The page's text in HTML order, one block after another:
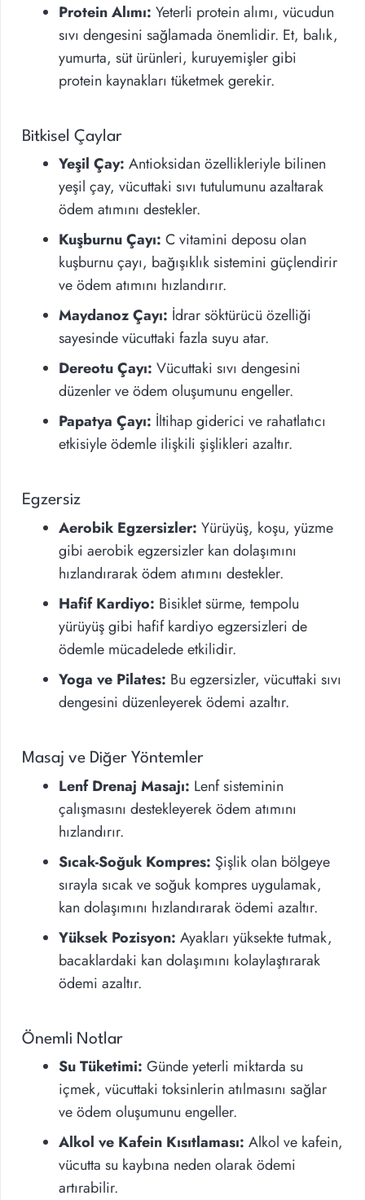
Protein Alımı: Yeterli protein alımı, vücudun
sıvı dengesini sağlamada önemlidir. Et, balık,
yumurta, süt ürünleri, kuruyemişler gibi
protein kaynakları tüketmek gerekir.
Bitkisel Çaylar
Yeşil Çay: Antioksidan özellikleriyle bilinen
yeşil çay, vücuttaki sıvı tutulumunu azaltarak
ödem atımını destekler.
Kuşburnu Çayı: C vitamini deposu olan
kuşburnu çayı, bağışıklık sistemini güçlendirir
ve ödem atımını hızlandırır.
Maydanoz Çayı: İdrar söktürücü özelliği
sayesinde vücuttaki fazla suyu atar.
Dereotu Çayı: Vücuttaki sıvı dengesini
düzenler ve ödem oluşumunu engeller.
Papatya Çayı: İltihap giderici ve rahatlatıcı
etkisiyle ödemle ilişkili şişlikleri azaltır.
Egzersiz
Aerobik Egzersizler: Yürüyüş, koşu, yüzme
gibi aerobik egzersizler kan dolaşımını
hızlandırarak ödem atımını destekler.
Hafif Kardiyo: Bisiklet sürme, tempolu
yürüyüş gibi hafif kardiyo egzersizleri de
ödemle mücadelede etkilidir.
Yoga ve Pilates: Bu egzersizler, vücuttaki sıvı
dengesini düzenleyerek ödemi azaltır.
Masaj ve Diğer Yöntemler
Lenf Drenaj Masajı: Lenf sisteminin
çalışmasını destekleyerek ödem atımını
hızlandırır.
Sıcak-Soğuk Kompres: Şişlik olan bölgeye
sırayla sıcak ve soğuk kompres uygulamak,
kan dolaşımını hızlandırarak ödemi azaltır.
Yüksek Pozisyon: Ayakları yüksekte tutmak,
bacaklardaki kan dolaşımını kolaylaştırarak
ödemi azaltır.
Önemli Notlar
Su Tüketimi: Günde yeterli miktarda su
içmek, vücuttaki toksinlerin atılmasını sağlar
ve ödem oluşumunu engeller.
Alkol ve Kafein Kısıtlaması: Alkol ve kafein,
vücutta su kaybına neden olarak ödemi
artırabilir.